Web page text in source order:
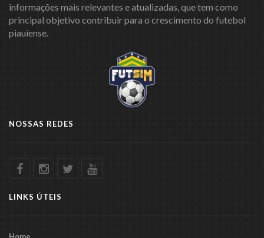
informações mais relevantes e atualizadas, que tem como
principal objetivo contribuir para o crescimento do futebol
piauiense.
NOSSAS REDES
LINKS ÚTEIS